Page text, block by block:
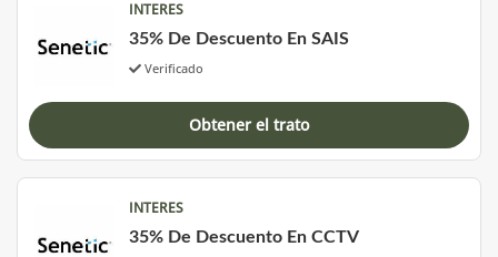
INTERES
35% De Descuento En SAIS
Verificado
Obtener el trato
INTERES
35% De Descuento En CCTV